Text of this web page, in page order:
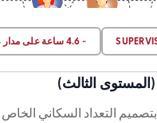
~ 4.6 ساعة على مدار 4 أيام
الثالث)
بتصميم التعداد السكاني